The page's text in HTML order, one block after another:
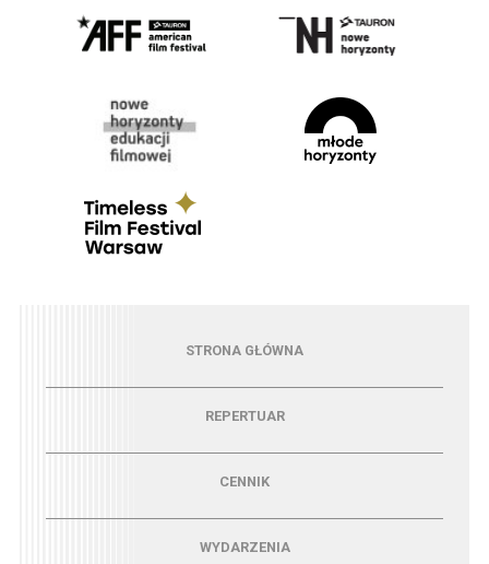
Menu - strona główna
STRONA GŁÓWNA
Menu - repertuarREPERTUAR
CENNIK
Menu - wydarzeniaWYDARZENIA